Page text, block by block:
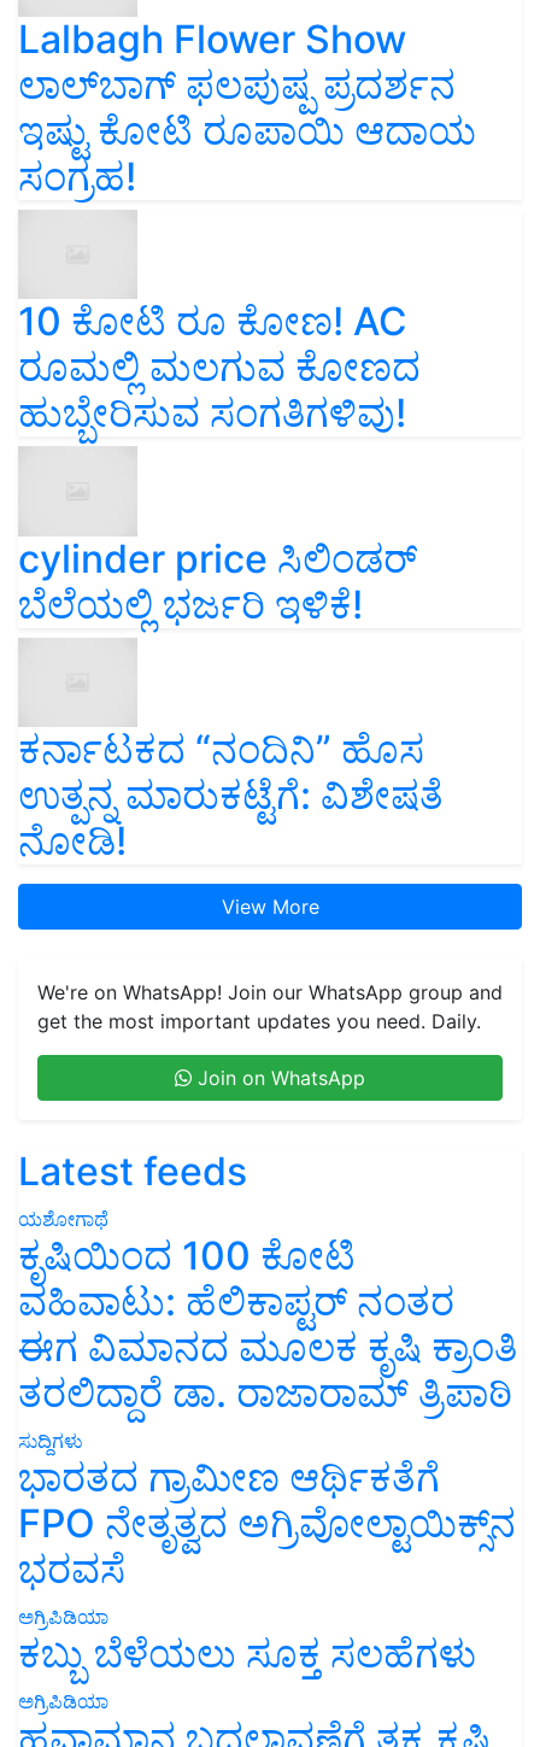
Lalbagh Flower Show
ಲಾಲ್‌ಬಾಗ್ ಫಲಪುಷ್ಪ ಪ್ರದರ್ಶನ
ಇಷ್ಟು ಕೋಟಿ ರೂಪಾಯಿ ಆದಾಯ
ಸಂಗ್ರಹ!
10 ಕೋಟಿ ರೂ ಕೋಣ! AC
ರೂಮಲ್ಲಿ ಮಲಗುವ ಕೋಣದ
ಹುಬ್ಬೇರಿಸುವ ಸಂಗತಿಗಳಿವು!
cylinder price ಸಿಲಿಂಡರ್‌
ಬೆಲೆಯಲ್ಲಿ ಭರ್ಜರಿ ಇಳಿಕೆ!
ಕರ್ನಾಟಕದ “ನಂದಿನಿ” ಹೊಸ
ಉತ್ಪನ್ನ ಮಾರುಕಟ್ಟೆಗೆ: ವಿಶೇಷತೆ
ನೋಡಿ!
View More
We're on WhatsApp! Join our WhatsApp group and
get the most important updates you need. Daily.
Join on WhatsApp
Latest feeds
ಯಶೋಗಾಥೆ
ಕೃಷಿಯಿಂದ 100 ಕೋಟಿ
ವಹಿವಾಟು: ಹೆಲಿಕಾಪ್ಟರ್ ನಂತರ
ಈಗ ವಿಮಾನದ ಮೂಲಕ ಕೃಷಿ ಕ್ರಾಂತಿ
ತರಲಿದ್ದಾರೆ ಡಾ. ರಾಜಾರಾಮ್ ತ್ರಿಪಾಠಿ
ಸುದ್ದಿಗಳು
ಭಾರತದ ಗ್ರಾಮೀಣ ಆರ್ಥಿಕತೆಗೆ
FPO ನೇತೃತ್ವದ ಅಗ್ರಿವೋಲ್ಟಾಯಿಕ್ಸ್‌ನ
ಭರವಸೆ
ಅಗ್ರಿಪಿಡಿಯಾ
ಕಬ್ಬು ಬೆಳೆಯಲು ಸೂಕ್ತ ಸಲಹೆಗಳು
ಅಗ್ರಿಪಿಡಿಯಾ